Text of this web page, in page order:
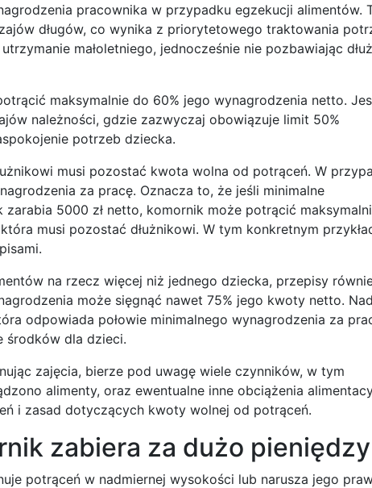
pracownika w przypadku egzekucji alimentów.
długów, co wynika z priorytetowego traktowania
małoletniego, jednocześnie nie pozbawiając
maksymalnie do 60% jego wynagrodzenia netto.
należności, gdzie zazwyczaj obowiązuje limit 50%
potrzeb dziecka.
musi pozostać kwota wolna od potrąceń. W
za pracę. Oznacza to, że jeśli minimalne
5000 zł netto, komornik może potrącić
musi pozostać dłużnikowi. W tym konkretnym
na rzecz więcej niż jednego dziecka, przepisy
może sięgnąć nawet 75% jego kwoty netto.
odpowiada połowie minimalnego wynagrodzenia za
środków dla dzieci.
zajęcia, bierze pod uwagę wiele czynników, w tym
alimenty, oraz ewentualne inne obciążenia
i zasad dotyczących kwoty wolnej od potrąceń.
zabiera za dużo pieniędzy
potrąceń w nadmiernej wysokości lub narusza jego